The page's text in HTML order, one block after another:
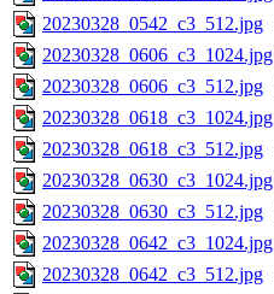
20230328_0542_c3_512.jpg
20230328_0606_c3_1024.jpg
20230328_0606_c3_512.jpg
20230328_0618_c3_1024.jpg
20230328_0618_c3_512.jpg
20230328_0630_c3_1024.jpg
20230328_0630_c3_512.jpg
20230328_0642_c3_1024.jpg
20230328_0642_c3_512.jpg